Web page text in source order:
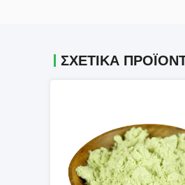
ΣΧΕΤΙΚΆ